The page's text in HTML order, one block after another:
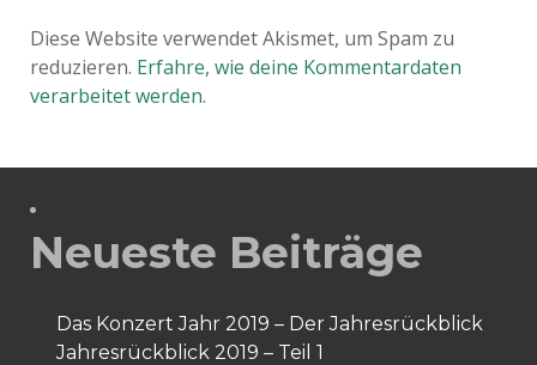
Diese Website verwendet Akismet, um Spam zu
reduzieren. Erfahre, wie deine Kommentardaten
verarbeitet werden.
Neueste Beiträge
Das Konzert Jahr 2019 – Der Jahresrückblick
Jahresrückblick 2019 – Teil 1